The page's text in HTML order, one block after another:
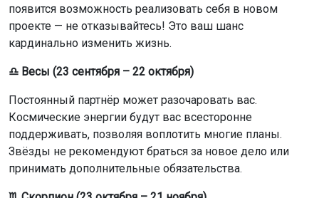
появится возможность реализовать себя в новом
проекте — не отказывайтесь! Это ваш шанс
кардинально изменить жизнь.
♎ Весы (23 сентября – 22 октября)
Постоянный партнёр может разочаровать вас.
Космические энергии будут вас всесторонне
поддерживать, позволяя воплотить многие планы.
Звёзды не рекомендуют браться за новое дело или
принимать дополнительные обязательства.